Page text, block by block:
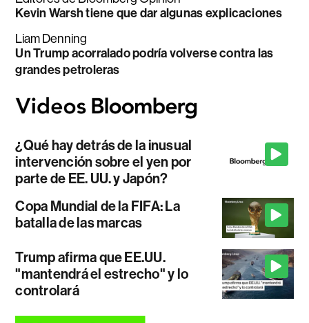
Kevin Warsh tiene que dar algunas explicaciones
Liam Denning
Un Trump acorralado podría volverse contra las
grandes petroleras
¿Qué hay detrás de la inusual
intervención sobre el yen por
parte de EE. UU. y Japón?
Copa Mundial de la FIFA: La
batalla de las marcas
Trump afirma que EE.UU.
"mantendrá el estrecho" y lo
controlará